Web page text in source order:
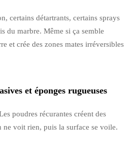
certains détartrants, certains sprays
du marbre. Même si ça semble
et crée des zones mates irréversibles
et éponges rugueuses
poudres récurantes créent des
voit rien, puis la surface se voile.